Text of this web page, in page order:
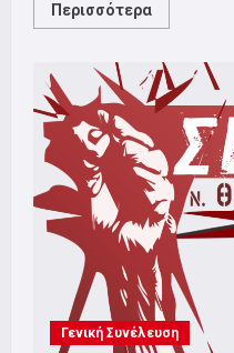
Περισσότερα
more
Των
Εκλογών
Του
ΣΕΤΗΠ-
Γενική Συνέλευση